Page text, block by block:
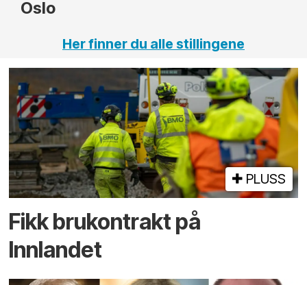
Her finner du alle stillingene
PLUSS
Fikk brukontrakt på
Innlandet